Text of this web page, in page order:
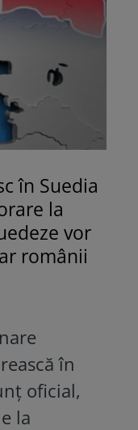
în Suedia
la
vor
românii
în
oficial,
la